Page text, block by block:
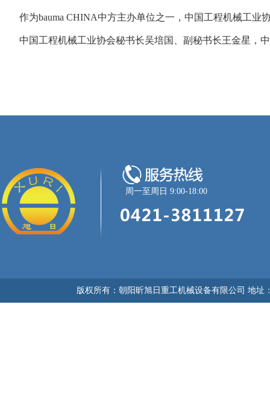
作为bauma CHINA中方主办单位之一，中国工程机械工
中国工程机械工业协会秘书长吴培国、副秘书长王金星，
周一至周日 9:00-18:00
版权所有：朝阳昕旭日重工机械设备有限公司 地址